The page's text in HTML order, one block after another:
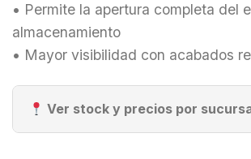
• Permite la apertura completa del
almacenamiento
• Mayor visibilidad con acabados
Ver stock y precios por